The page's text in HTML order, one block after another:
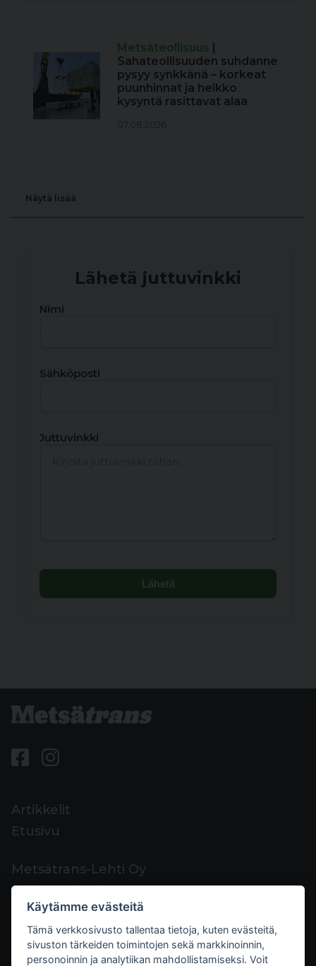
Metsäteollisuus
Sahateollisuuden suhdanne
pysyy synkkänä – korkeat
puunhinnat ja heikko
kysyntä rasittavat alaa
07.08.2026
Näytä lisää
Lähetä juttuvinkki
Nimi
Sähköposti
Juttuvinkki
Lähetä
Artikkelit
Etusivu
Metsätrans-Lehti Oy
Asiakaspalvelu
Yhteystiedot
Palaute
Mediakortti
Käytämme evästeitä
Tämä verkkosivusto tallentaa tietoja, kuten evästeitä,
sivuston tärkeiden toimintojen sekä markkinoinnin,
personoinnin ja analytiikan mahdollistamiseksi. Voit